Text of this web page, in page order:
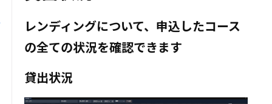
レンディングについて、申込したコース
の全ての状況を確認できます
貸出状況